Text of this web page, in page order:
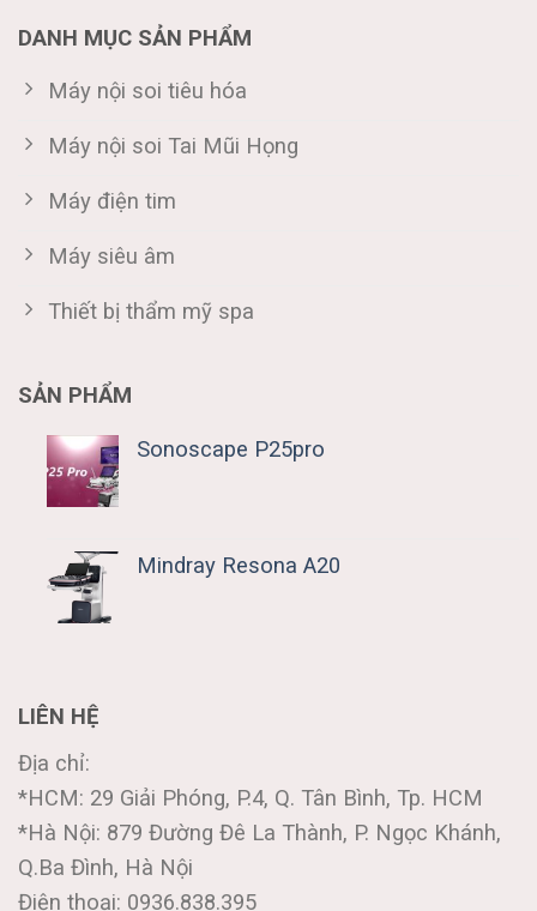
DANH MỤC SẢN PHẨM
Máy nội soi tiêu hóa
Máy nội soi Tai Mũi Họng
Máy điện tim
Máy siêu âm
Thiết bị thẩm mỹ spa
SẢN PHẨM
Sonoscape P25pro
Mindray Resona A20
LIÊN HỆ
Địa chỉ:
*HCM: 29 Giải Phóng, P.4, Q. Tân Bình, Tp. HCM
*Hà Nội: 879 Đường Đê La Thành, P. Ngọc Khánh,
Q.Ba Đình, Hà Nội
Điện thoại: 0936.838.395